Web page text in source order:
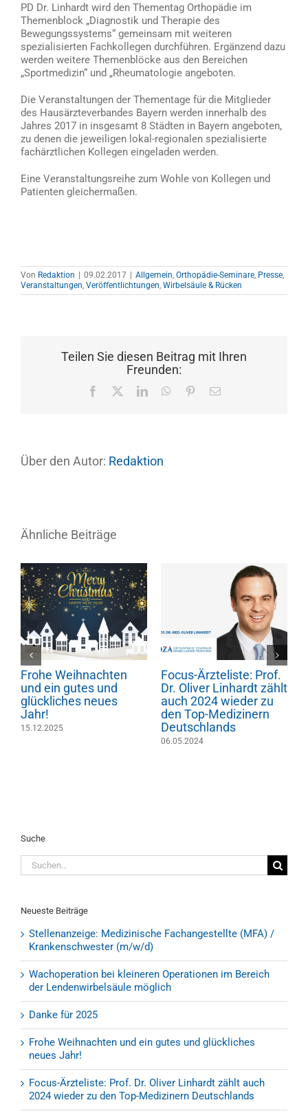
PD Dr. Linhardt wird den Thementag Orthopädie im
Themenblock „Diagnostik und Therapie des
Bewegungssystems“ gemeinsam mit weiteren
spezialisierten Fachkollegen durchführen. Ergänzend dazu
werden weitere Themenblöcke aus den Bereichen
„Sportmedizin“ und „Rheumatologie angeboten.
Die Veranstaltungen der Thementage für die Mitglieder
des Hausärzteverbandes Bayern werden innerhalb des
Jahres 2017 in insgesamt 8 Städten in Bayern angeboten,
zu denen die jeweiligen lokal-regionalen spezialisierte
fachärztlichen Kollegen eingeladen werden.
Eine Veranstaltungsreihe zum Wohle von Kollegen und
Patienten gleichermaßen.
Von Redaktion | 09.02.2017 | Allgemein Orthopädie-Seminare Presse
Veranstaltungen Veröffentlichtungen Wirbelsäule & Rücken
Teilen Sie diesen Beitrag mit Ihren
Freunden:
Facebook LinkedInWhatsApp
Pinterest
E-
Über den Autor: Redaktion
Ähnliche Beiträge
Frohe Weihnachten
und ein gutes und
glückliches neues
Jahr!
15.12.2025
Focus-Ärzteliste: Prof.
Dr. Oliver Linhardt zählt
auch 2024 wieder zu
den Top-Medizinern
Deutschlands
06.05.2024
Suche
Suche
nach:
Neueste Beiträge
Stellenanzeige: Medizinische Fachangestellte (MFA) /
Krankenschwester (m/w/d)
Wachoperation bei kleineren Operationen im Bereich
der Lendenwirbelsäule möglich
Danke für 2025
Frohe Weihnachten und ein gutes und glückliches
neues Jahr!
Focus-Ärzteliste: Prof. Dr. Oliver Linhardt zählt auch
2024 wieder zu den Top-Medizinern Deutschlands